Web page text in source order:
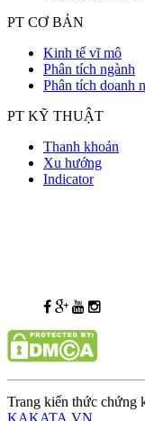
PT CƠ BẢN
Kinh tế vĩ mô
Phân tích ngành
Phân tích doanh
PT KỸ THUẬT
Thanh khoản
Xu hướng
Indicator
Trang kiến thức
KAKATA.VN